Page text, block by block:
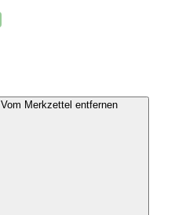
Vom Merkzettel entfernen